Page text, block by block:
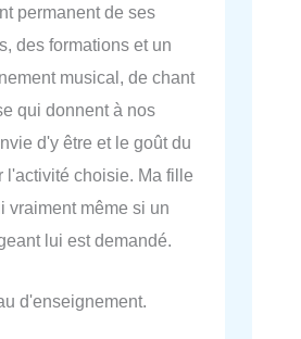
permanent de ses
des formations et un
musical, de chant
qui donnent à nos
d'y être et le goût du
l'activité choisie. Ma fille
vraiment même si un
lui est demandé.
d'enseignement.